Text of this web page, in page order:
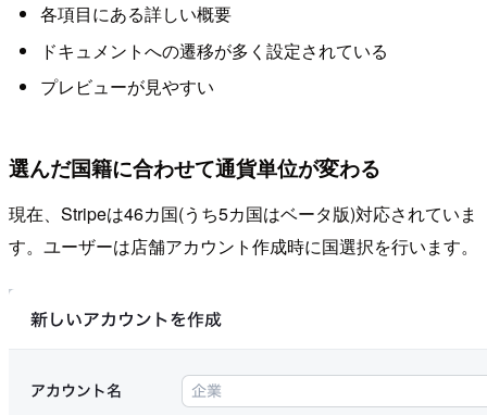
各項目にある詳しい概要
ドキュメントへの遷移が多く設定されている
プレビューが見やすい
選んだ国籍に合わせて通貨単位が変わる
現在、Stripeは46カ国(うち5カ国はベータ版)対応されていま
す。ユーザーは店舗アカウント作成時に国選択を行います。